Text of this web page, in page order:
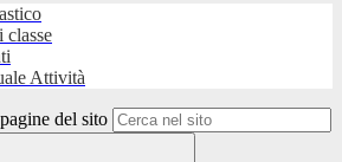
classe
Attività
del sito